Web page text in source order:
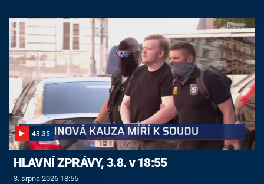
43:35
HLAVNÍ ZPRÁVY, 3.8. v 18:55
3. srpna 2026 18:55